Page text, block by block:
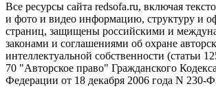
Все ресурсы сайта redsofa.ru, включая
и фото и видео информацию, структуру и
страниц, защищены российскими и
законами и соглашениями об охране
интеллектуальной собственности (статьи
70 "Авторское право" Гражданского
Федерации от 18 декабря 2006 года N 230-